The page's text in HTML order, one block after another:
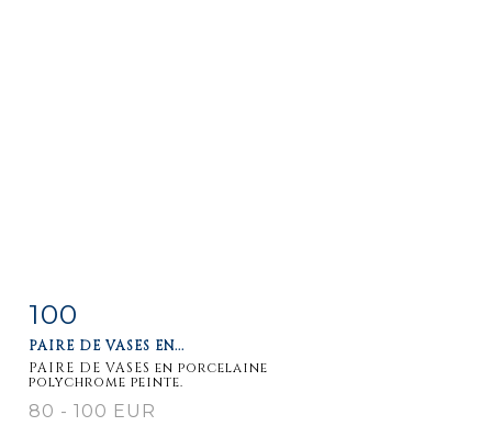
Item detail
100
PAIRE DE VASES EN...
PAIRE DE VASES en porcelaine
polychrome peinte.
80 - 100 EUR